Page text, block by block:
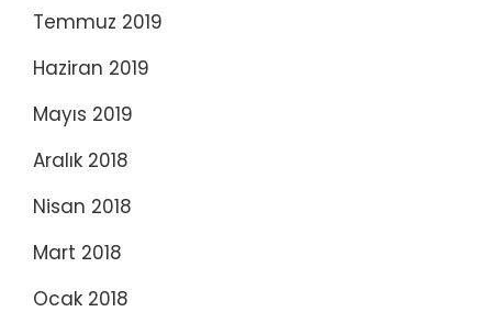
Temmuz 2019
Haziran 2019
Mayıs 2019
Aralık 2018
Nisan 2018
Mart 2018
Ocak 2018